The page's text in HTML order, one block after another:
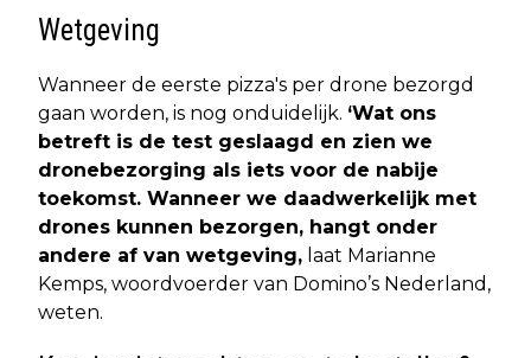
Wetgeving
Wanneer de eerste pizza's per drone bezorgd
gaan worden, is nog onduidelijk. ‘Wat ons
betreft is de test geslaagd en zien we
dronebezorging als iets voor de nabije
toekomst. Wanneer we daadwerkelijk met
drones kunnen bezorgen, hangt onder
andere af van wetgeving, laat Marianne
Kemps, woordvoerder van Domino’s Nederland,
weten.